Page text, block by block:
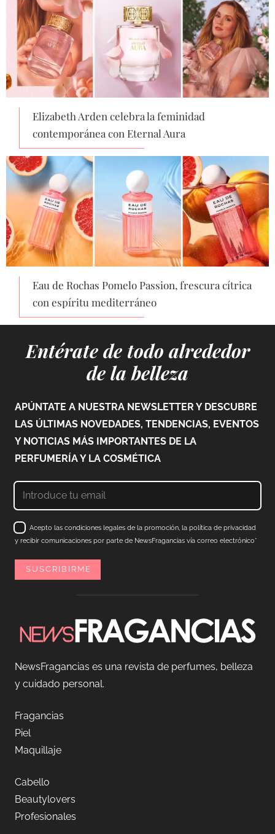
Elizabeth Arden celebra la feminidad
contemporánea con Eternal Aura
Eau de Rochas Pomelo Passion, frescura cítrica
con espíritu mediterráneo
Entérate de todo alrededor
de la belleza
APÚNTATE A NUESTRA NEWSLETTER Y DESCUBRE
LAS ÚLTIMAS NOVEDADES, TENDENCIAS, EVENTOS
Y NOTICIAS MÁS IMPORTANTES DE LA
PERFUMERÍA Y LA COSMÉTICA
Acepto las condiciones legales de la promoción, la política de privacidad
y recibir comunicaciones por parte de NewsFragancias vía correo electrónico*
NewsFragancias es una revista de perfumes, belleza
y cuidado personal.
Fragancias
Piel
Maquillaje
Cabello
Beautylovers
Profesionales